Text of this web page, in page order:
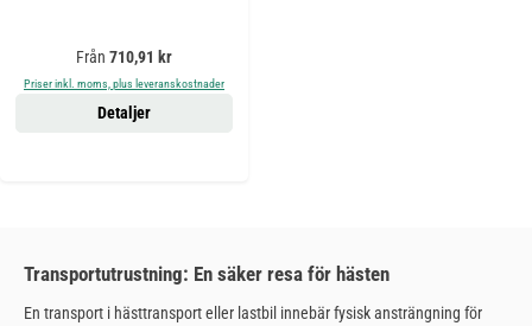
Ordinarie pris:
Från 710,91 kr
Priser inkl. moms, plus leveranskostnader
Detaljer
Transportutrustning: En säker resa för hästen
En transport i hästtransport eller lastbil innebär fysisk ansträngning för